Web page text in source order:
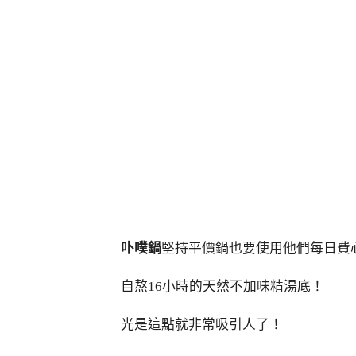
卟噗鍋堅持平價鍋也要使用他們每日費
自熬16小時的天然不加味精湯底！
光是這點就非常吸引人了！